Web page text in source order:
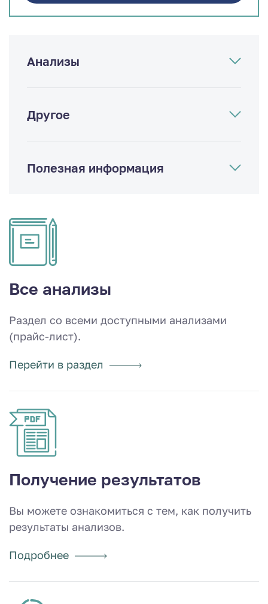
Анализы
Другое
Полезная информация
Все анализы
Раздел со всеми доступными анализами
(прайс-лист).
Перейти в раздел
Получение результатов
Вы можете ознакомиться с тем, как получить
результаты анализов.
Подробнее